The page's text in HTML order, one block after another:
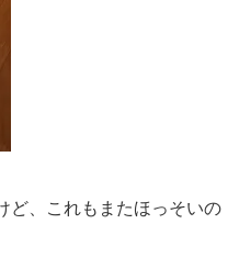
ど、これもまたほっそいの